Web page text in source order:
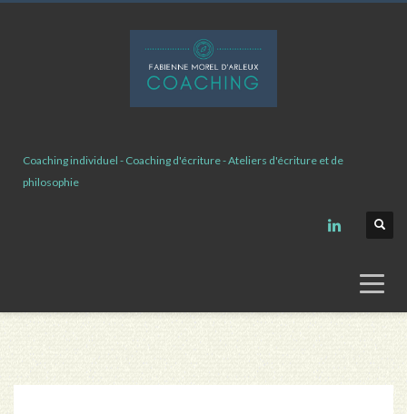
Coaching individuel - Coaching d'écriture - Ateliers d'écriture et de
philosophie